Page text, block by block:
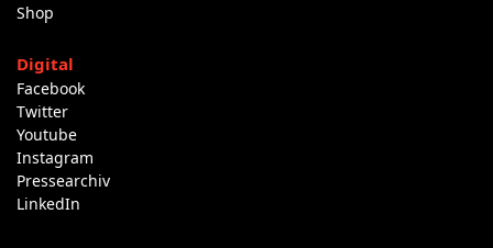
Shop
Digital
Facebook
Twitter
Youtube
Instagram
Pressearchiv
LinkedIn